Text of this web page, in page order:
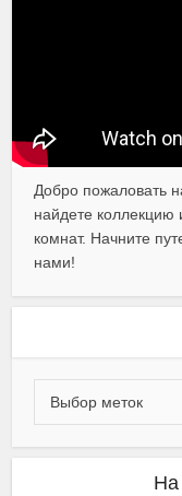
Добро пожаловать
найдете коллекцию
комнат. Начните
нами!
На